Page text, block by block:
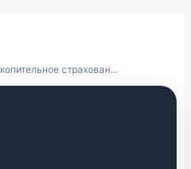
страхован…